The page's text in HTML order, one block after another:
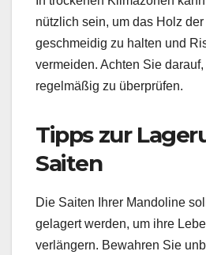
nützlich sein, um das Holz
geschmeidig zu halten und
vermeiden. Achten Sie
regelmäßig zu überprüfen.
Tipps zur
Saiten
Die Saiten Ihrer Mandoline
gelagert werden, um ihre
verlängern. Bewahren Sie